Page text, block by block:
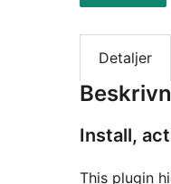
Detaljer
Install,
This plugin